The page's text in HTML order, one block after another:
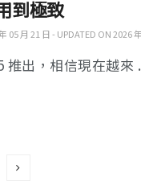
到極致
05 月 21 日 - UPDATED ON 2026
推出，相信現在越來